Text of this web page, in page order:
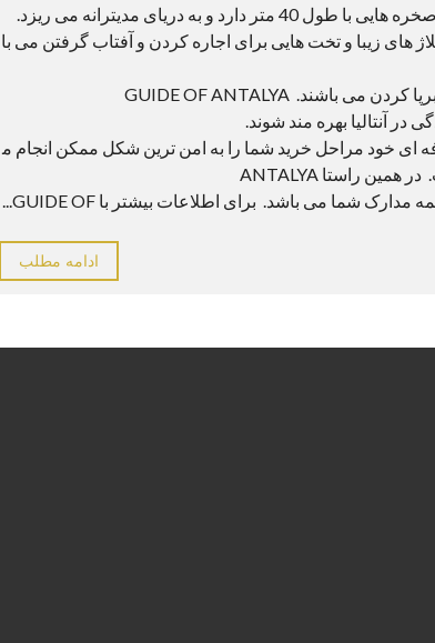
شته شده است. آبشار دودن در منطقه لارا واقع شده است که صخره هایی با طول 40 متر دارد و به دریای مدیترانه می ریزد.
های زیبا و تخت هایی برای اجاره کردن و آفتاب گرفتن می با
در آنتالیا بهره مند شوند.
ای خود مراحل خرید شما را به امن ترین شکل ممکن انجام م
ی دهد. خرید و فروش ویلا، آپارتمان، زمین و … تخصص ماست. در همین راستا ANTALYA
ادامه مطلب